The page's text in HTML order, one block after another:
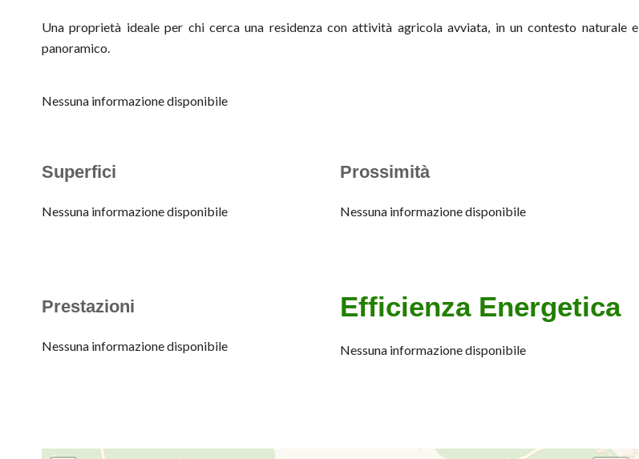
Una proprietà ideale per chi cerca una residenza con attività agricola avviata, in un contesto naturale e
panoramico.
Nessuna informazione disponibile
Superfici
Nessuna informazione disponibile
Prossimità
Nessuna informazione disponibile
Prestazioni
Nessuna informazione disponibile
Efficienza Energetica
Nessuna informazione disponibile